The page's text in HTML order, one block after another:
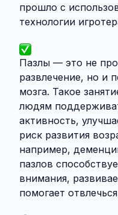
прошло с
технологии
Пазлы — это не
развлечение, но и
мозга. Такое
людям
активность,
риск развития
например,
пазлов
внимания,
помогает